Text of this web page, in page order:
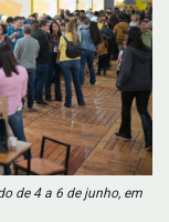
de 4 a 6 de junho, em